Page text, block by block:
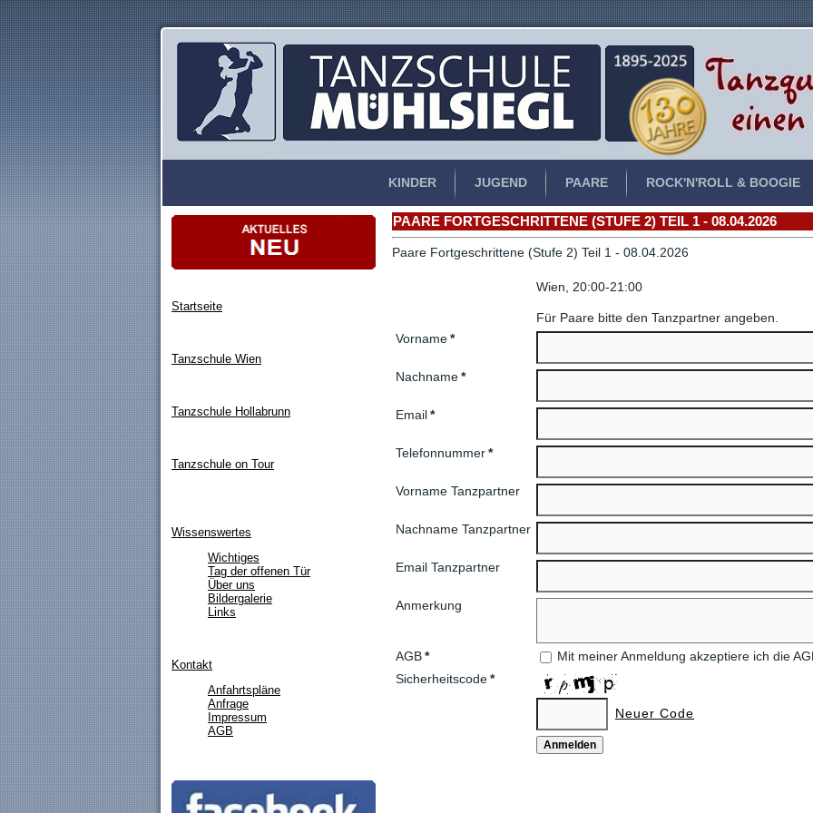
KINDER JUGEND PAARE ROCK'N'ROLL & BOOGIE
Startseite
Tanzschule Wien
Tanzschule Hollabrunn
Tanzschule on Tour
Wissenswertes
Wichtiges
Tag der offenen Tür
Über uns
Bildergalerie
Links
Kontakt
Anfahrtspläne
Anfrage
Impressum
AGB
PAARE FORTGESCHRITTENE (STUFE 2) TEIL 1 - 08.04.2026
Paare Fortgeschrittene (Stufe 2) Teil 1 - 08.04.2026
Wien, 20:00-21:00
Für Paare bitte den Tanzpartner angeben.
Vorname*
Nachname*
Email*
Telefonnummer*
Vorname Tanzpartner
Nachname Tanzpartner
Email Tanzpartner
Anmerkung
AGB*
Mit meiner Anmeldung akzeptiere ich die
Sicherheitscode*
Neuer Code